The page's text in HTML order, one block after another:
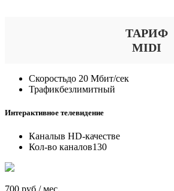
ТАРИФ
MIDI
Скоростьдо 20 Мбит/сек
Трафикбезлимитный
Интерактивное телевидение
Каналыв HD-качестве
Кол-во каналов130